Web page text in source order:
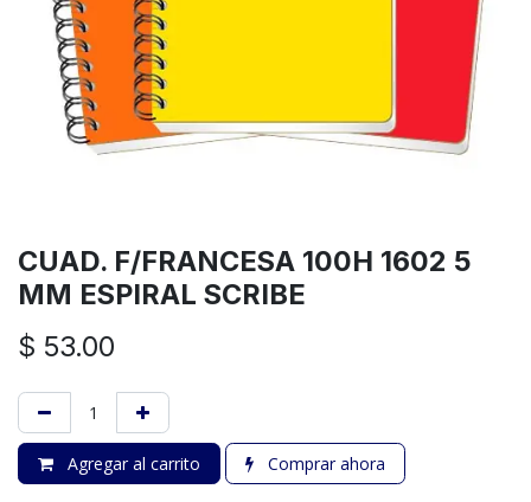
CUAD. F/FRANCESA 100H 1602 5
MM ESPIRAL SCRIBE
$ 53.00
Agregar al carrito Comprar ahora